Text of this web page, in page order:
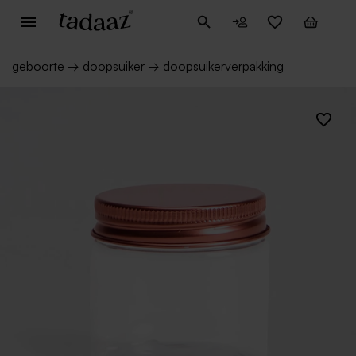
geboorte → doopsuiker → doopsuikerverpakking